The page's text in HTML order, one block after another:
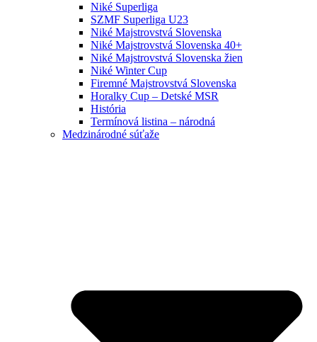
Niké Superliga
SZMF Superliga U23
Niké Majstrovstvá Slovenska
Niké Majstrovstvá Slovenska 40+
Niké Majstrovstvá Slovenska žien
Niké Winter Cup
Firemné Majstrovstvá Slovenska
Horalky Cup – Detské MSR
História
Termínová listina – národná
Medzinárodné súťaže